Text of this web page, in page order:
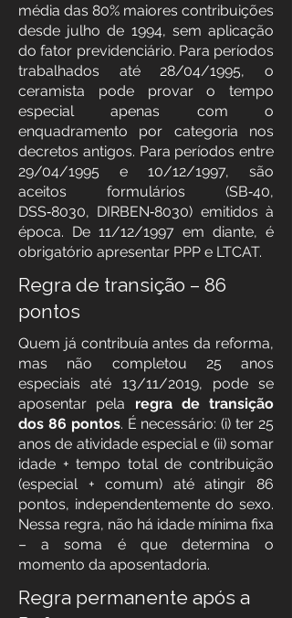
média das 80% maiores contribuições
desde julho de 1994, sem aplicação
do fator previdenciário. Para períodos
trabalhados até 28/04/1995, o
ceramista pode provar o tempo
especial apenas com o
enquadramento por categoria nos
decretos antigos. Para períodos entre
29/04/1995 e 10/12/1997, são
aceitos formulários (SB‑40,
DSS‑8030, DIRBEN‑8030) emitidos à
época. De 11/12/1997 em diante, é
obrigatório apresentar PPP e LTCAT.
Regra de transição – 86
pontos
Quem já contribuía antes da reforma,
mas não completou 25 anos
especiais até 13/11/2019, pode se
aposentar pela regra de transição
dos 86 pontos. É necessário: (i) ter 25
anos de atividade especial e (ii) somar
idade + tempo total de contribuição
(especial + comum) até atingir 86
pontos, independentemente do sexo.
Nessa regra, não há idade mínima fixa
– a soma é que determina o
momento da aposentadoria.
Regra permanente após a